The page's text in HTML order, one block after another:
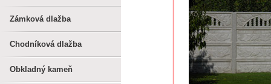
Zámková dlažba
Chodníková dlažba
Obkladný kameň